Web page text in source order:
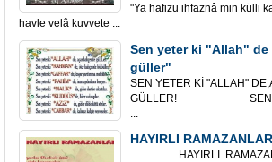
"Ya hafizu ihfaznâ min külli
havle velâ kuvvete ...
Sen yeter ki "Allah"
güller"
SEN YETER Kİ "ALLAH"
GÜLLER! SEN
...
HAYIRLI RAMAZANLAR
HAYIRLI